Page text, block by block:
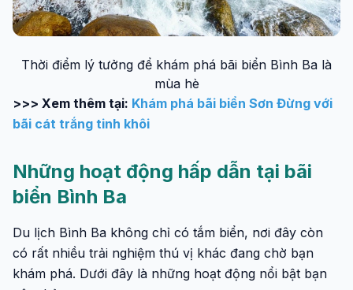
Thời điểm lý tưởng để khám phá bãi biển Bình Ba là
mùa hè
>>> Xem thêm tại: Khám phá bãi biển Sơn Đừng với
bãi cát trắng tinh khôi
Những hoạt động hấp dẫn tại bãi
biển Bình Ba
Du lịch Bình Ba không chỉ có tắm biển, nơi đây còn
có rất nhiều trải nghiệm thú vị khác đang chờ bạn
khám phá. Dưới đây là những hoạt động nổi bật bạn